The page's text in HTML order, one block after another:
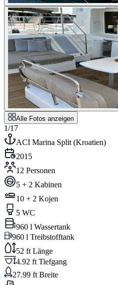
Alle Fotos anzeigen
1/17
ACI Marina Split (Kroatien)
2015
12 Personen
5 + 2 Kabinen
10 + 2 Kojen
5 WC
960 l Wassertank
960 l Treibstofftank
52 ft Länge
4.92 ft Tiefgang
27.99 ft Breite